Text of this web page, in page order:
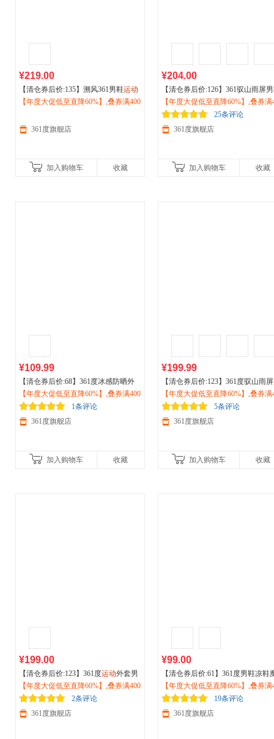
¥219.00
【清仓券后价:135】溯风361男鞋运动
鞋男2026春季经典复古老爹鞋户外防
【年度大促低至直降60%】,叠券满400
361度旗舰店
加入购物车 收藏
¥204.00
【清仓券后价:126】361驭山雨屏
运动鞋户外防泼水跑步鞋加绒保暖
子减震跑鞋男672432206
【年度大促低至直降60%】,叠券满
减150/600减230,立即抢购！
25条评论
361度旗舰店
加入购物车 收藏
¥109.99
【清仓券后价:68】361度冰感防晒外
套2026夏季女透气防晒衫户外运动遮
阳外套662624608V
【年度大促低至直降60%】,叠券满400
减150/600减230,立即抢购！
1条评论
361度旗舰店
加入购物车 收藏
¥199.99
【清仓券后价:123】361度驭山雨屏
动鞋户外防泼水跑步鞋加绒保暖鞋
减震跑鞋男672442220B
【年度大促低至直降60%】,叠券满
减150/600减230,立即抢购！
5条评论
361度旗舰店
加入购物车 收藏
¥199.00
【清仓券后价:123】361度运动外套男
2026夏季新款立领商务夹克户外防风
冲锋薄款上衣652434614F
【年度大促低至直降60%】,叠券满400
减150/600减230,立即抢购！
2条评论
361度旗舰店
¥99.00
【清仓券后价:61】361度男鞋凉鞋
术贴凉拖运动鞋一脚蹬户外涉水鞋
滑软弹休闲鞋572426715
【年度大促低至直降60%】,叠券满
减150/600减230,立即抢购！
19条评论
361度旗舰店